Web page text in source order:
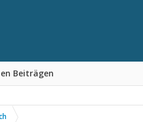
Beiträgen